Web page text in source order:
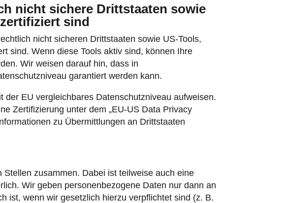
nicht sichere Drittstaaten sowie
sind
nicht sicheren Drittstaaten sowie US-Tools,
sind. Wenn diese Tools aktiv sind, können Ihre
Wir weisen darauf hin, dass in
garantiert werden kann.
EU vergleichbares Datenschutzniveau aufweisen.
Zertifizierung unter dem „EU-US Data Privacy
zu Übermittlungen an Drittstaaten
zusammen. Dabei ist teilweise auch eine
Wir geben personenbezogene Daten nur dann an
ist, wenn wir gesetzlich hierzu verpflichtet sind (z. B.